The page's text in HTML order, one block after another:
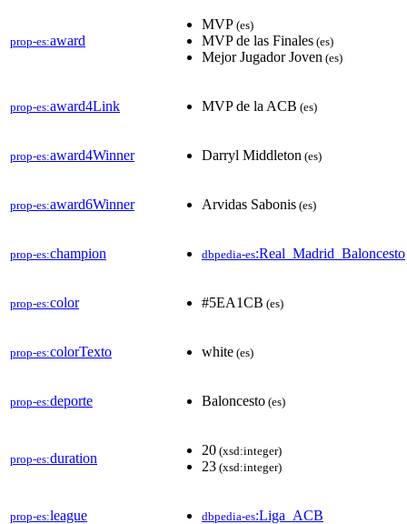
prop-es:award
MVP (es)
MVP de las Finales (es)
Mejor Jugador Joven (es)
prop-es:award4Link MVP de la ACB (es)
prop-es:award4Winner Darryl Middleton (es)
prop-es:award6Winner Arvidas Sabonis (es)
prop-es:champion dbpedia-es:Real_Madrid_Baloncesto
prop-es:color #5EA1CB (es)
prop-es:colorTexto white (es)
prop-es:deporte Baloncesto (es)
prop-es:duration
20 (xsd:integer)
23 (xsd:integer)
prop-es:league dbpedia-es:Liga_ACB